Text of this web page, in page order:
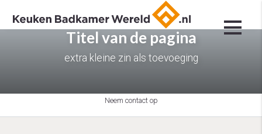
Titel van de pagina
extra kleine zin als toevoeging
Neem contact op